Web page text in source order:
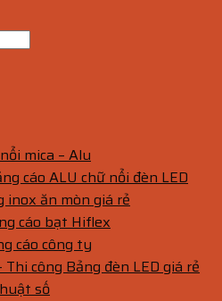
mica – Alu
cáo ALU chữ nổi đèn LED
inox ăn mòn giá rẻ
cáo bạt Hiflex
cáo công ty
công Bảng đèn LED giá rẻ
số